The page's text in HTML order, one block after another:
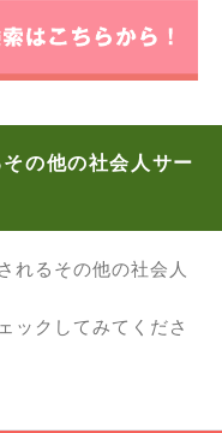
の他の社会人サー
れるその他の社会人
ックしてみてくださ